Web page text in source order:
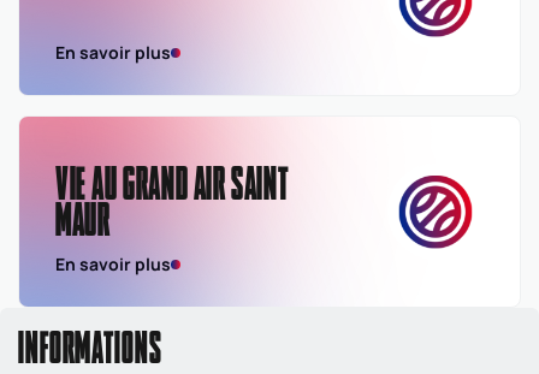
En savoir plus
VIE AU GRAND AIR SAINT
MAUR
En savoir plus
INFORMATIONS